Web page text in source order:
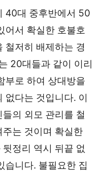
40대 중후반에서 50
어서 확실한 호불호
철저히 배제하는 경
20대들과 같이 이리
부로 하여 상대방을
없다는 것입니다. 이
의 외모 관리를 철
는 것이며 확실한
정리 역시 뒤끝 없
습니다. 불필요한 집